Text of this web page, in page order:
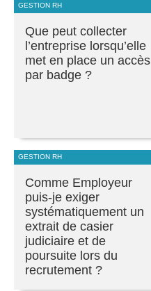
GESTION RH
Que peut collecter
l’entreprise lorsqu’elle
met en place un accès
par badge ?
GESTION RH
Comme Employeur
puis-je exiger
systématiquement un
extrait de casier
judiciaire et de
poursuite lors du
recrutement ?